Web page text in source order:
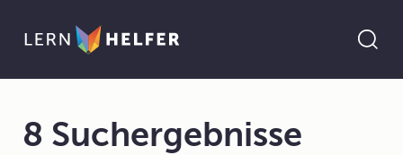
8 Suchergebnisse